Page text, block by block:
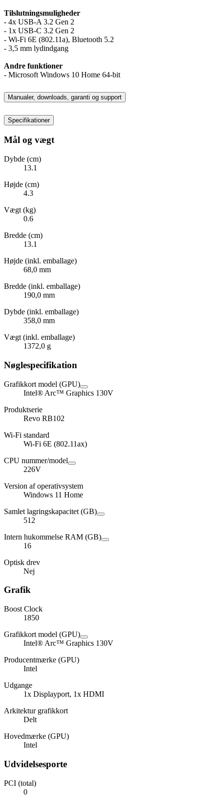
Tilslutningsmuligheder
- 4x USB-A 3.2 Gen 2
- 1x USB-C 3.2 Gen 2
- Wi-Fi 6E (802.11a), Bluetooth 5.2
- 3,5 mm lydindgang
Andre funktioner
- Microsoft Windows 10 Home 64-bit
Manualer, downloads, garanti og support
Specifikationer
Mål og vægt
Dybde (cm)
13.1
Højde (cm)
4.3
Vægt (kg)
0.6
Bredde (cm)
13.1
Højde (inkl. emballage)
68,0 mm
Bredde (inkl. emballage)
190,0 mm
Dybde (inkl. emballage)
358,0 mm
Vægt (inkl. emballage)
1372,0 g
Nøglespecifikation
Grafikkort model (GPU)
Intel® Arc™ Graphics 130V
Produktserie
Revo RB102
Wi-Fi standard
Wi-Fi 6E (802.11ax)
CPU nummer/model
226V
Version af operativsystem
Windows 11 Home
Samlet lagringskapacitet (GB)
512
Intern hukommelse RAM (GB)
16
Optisk drev
Nej
Grafik
Boost Clock
1850
Grafikkort model (GPU)
Intel® Arc™ Graphics 130V
Producentmærke (GPU)
Intel
Udgange
1x Displayport, 1x HDMI
Arkitektur grafikkort
Delt
Hovedmærke (GPU)
Intel
Udvidelsesporte
PCI (total)
0